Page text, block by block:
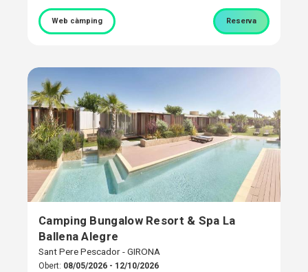
Web càmping Reserva
Camping Bungalow Resort & Spa La
Ballena Alegre
Sant Pere Pescador - GIRONA
Obert: 08/05/2026 - 12/10/2026